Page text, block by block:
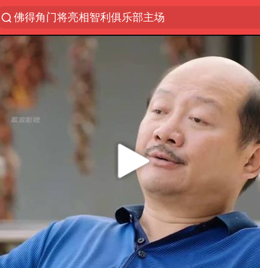
佛得角门将亮相智利俱乐部主场
以“新”破局 首发经济点亮城市消费活力
中方回应是否在太平洋海底开采稀土
看守所辅警收受10万获刑1年
宇树科技发行价格150.80元/股
宇树科技王兴兴身家有望超200亿元
五粮液渠道价一箱上涨近百元
CIA被曝已秘密设立古巴工作组
法国将禁止“未经同意的电话营销”
吉林一“温度计大楼”读数爆表
贵州轮胎子公司获美国退税8136万